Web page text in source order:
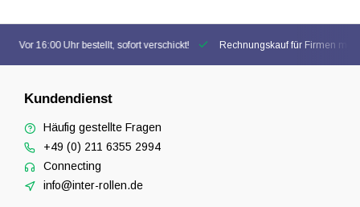
Vor 16:00 Uhr bestellt, sofort verschickt! Rechnungskauf für Firmen
Kundendienst
Häufig gestellte Fragen
+49 (0) 211 6355 2994
Connecting
info@inter-rollen.de